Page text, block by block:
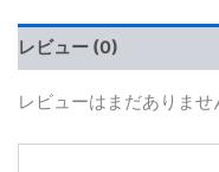
レビュー (0)
レビューはまだありませ